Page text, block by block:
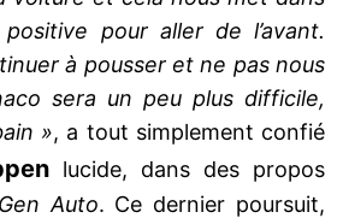
pour aller de l’avant.
à pousser et ne pas nous
sera un peu plus difficile,
», a tout simplement confié
lucide, dans des propos
Auto. Ce dernier poursuit,